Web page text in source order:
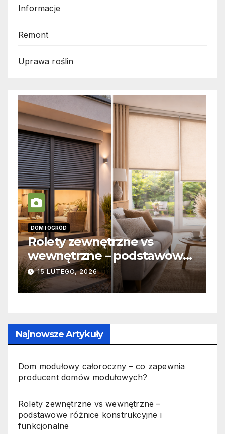
Informacje
Remont
Uprawa roślin
vs
– podstawowe
i
INFORMACJE
Zabicie owada a
jak wygląda to
19 PAŹDZIERNIKA, 2025
Najnowsze Artykuły
Dom modułowy całoroczny – co zapewnia
producent domów modułowych?
Rolety zewnętrzne vs wewnętrzne –
podstawowe różnice konstrukcyjne i
funkcjonalne